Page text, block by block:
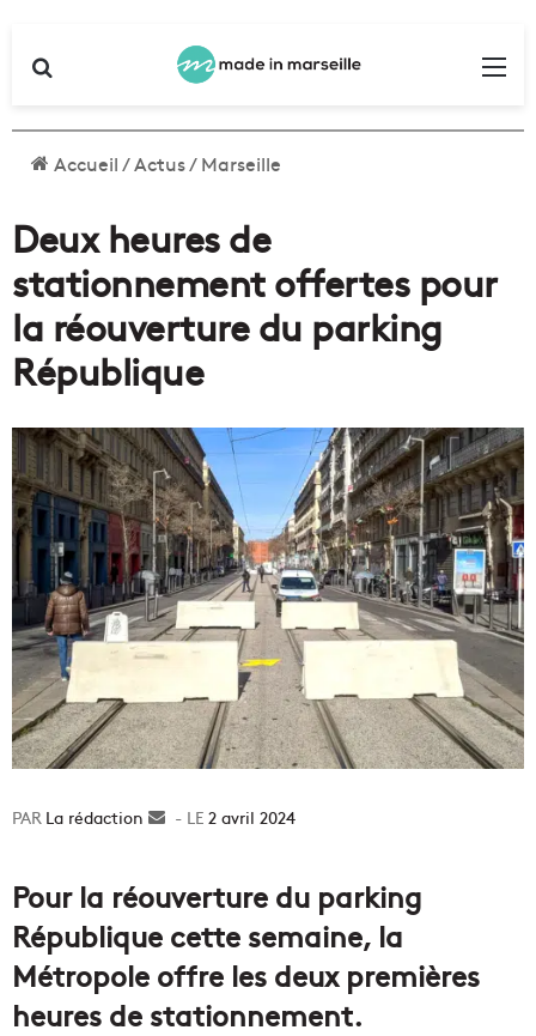
Accueil/Actus/Marseille
Deux heures de
stationnement offertes pour
la réouverture du parking
République
La rédaction
Envoyer2 avril 2024
Pour la réouverture du parking
République cette semaine, la
Métropole offre les deux premières
heures de stationnement.